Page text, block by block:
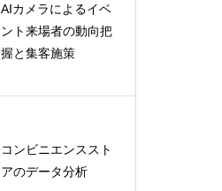
AIカメラによるイベ
ント来場者の動向把
握と集客施策
コンビニエンススト
アのデータ分析
【RetailNext共同記
事】生成AIが実店舗
小売に与える影響
事】美容小売業、消
費低迷にもかかわら